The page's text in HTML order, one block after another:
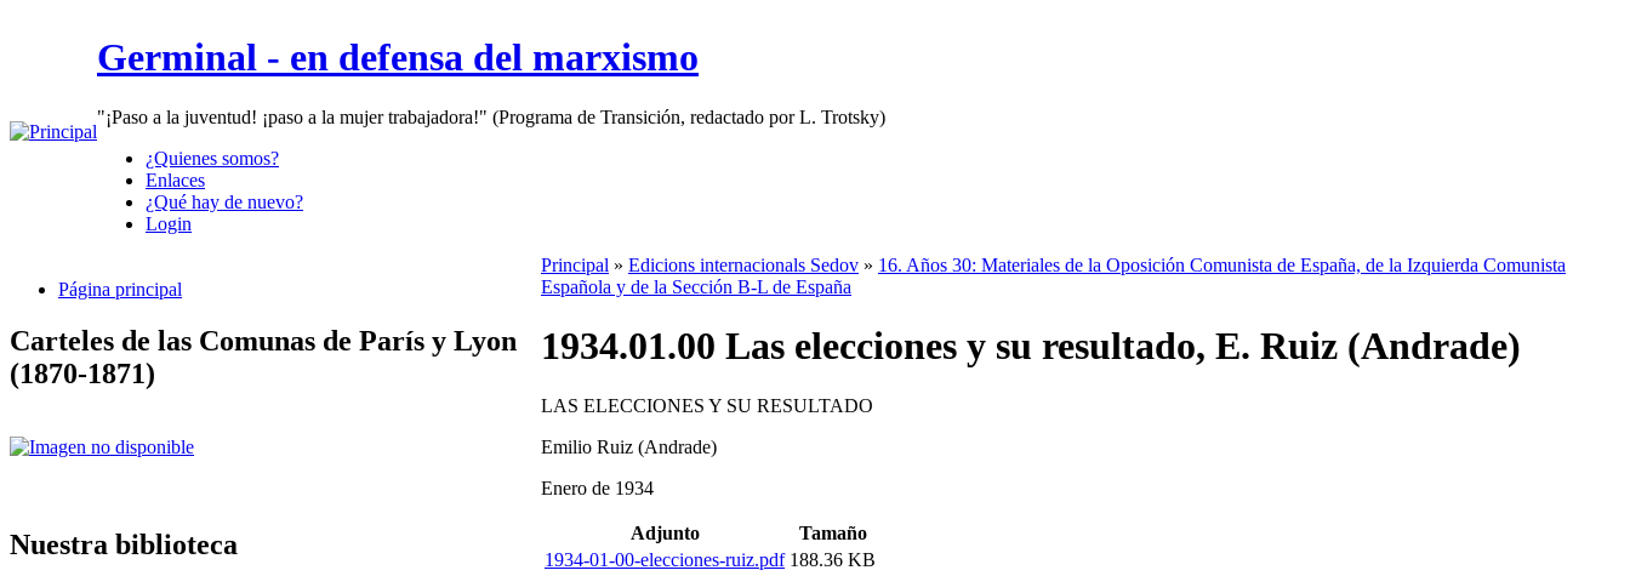
Germinal - en defensa del marxismo
"¡Paso a la juventud! ¡paso a la mujer trabajadora!" (Programa de Transición, redactado por L. Trotsky)
¿Quienes somos?
Enlaces
¿Qué hay de nuevo?
Login
Página principal
Carteles de las Comunas de París y Lyon
(1870-1871)
Nuestra biblioteca
Principal » Edicions internacionals Sedov » 16. Años 30: Materiales de la Oposición Comunista de España, de la Izquierda Comunista
Española y de la Sección B-L de España
1934.01.00 Las elecciones y su resultado, E. Ruiz (Andrade)
LAS ELECCIONES Y SU RESULTADO
Emilio Ruiz (Andrade)
Enero de 1934
Adjunto
Tamaño
1934-01-00-elecciones-ruiz.pdf 188.36 KB